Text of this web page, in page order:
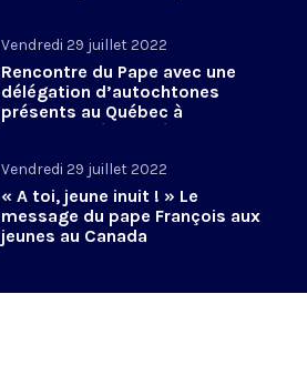
Vendredi 29 juillet 2022
Rencontre du Pape avec une
délégation d’autochtones
présents au Québec à
l’archevêché de Québec
Vendredi 29 juillet 2022
« A toi, jeune inuit ! » Le
message du pape François aux
jeunes au Canada